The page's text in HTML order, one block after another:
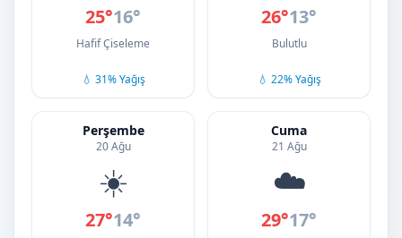
25°16°
Hafif Çiseleme
💧 31% Yağış
26°13°
Bulutlu
💧 22% Yağış
Perşembe
20 Ağu
☀️
27°14°
Cuma
21 Ağu
☁️
29°17°